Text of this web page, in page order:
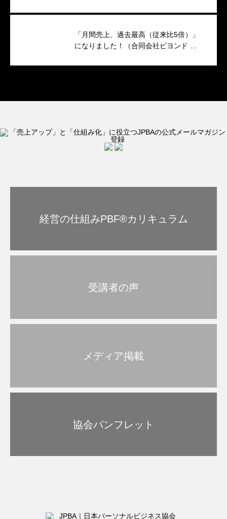
「月間売上、過去最高（従来比5倍）」
になりました！（合同会社ビヨンド 代
経営の仕組みPBF®︎カリキュラム
受講者の声
メディア掲載
協会パンフレット